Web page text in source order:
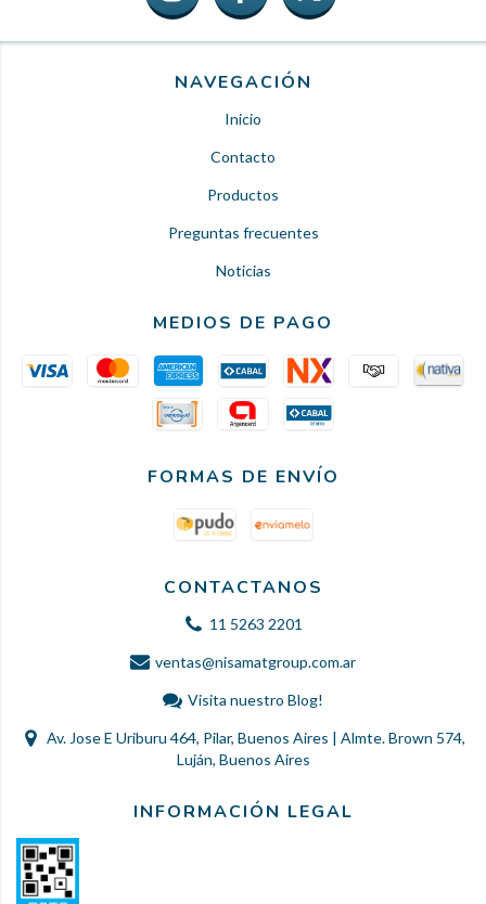
NAVEGACIÓN
Inicio
Contacto
Productos
Preguntas frecuentes
Noticias
MEDIOS DE PAGO
FORMAS DE ENVÍO
CONTACTANOS
11 5263 2201
ventas@nisamatgroup.com.ar
Visita nuestro Blog!
Av. Jose E Uriburu 464, Pilar, Buenos Aires | Almte. Brown 574,
Luján, Buenos Aires
INFORMACIÓN LEGAL